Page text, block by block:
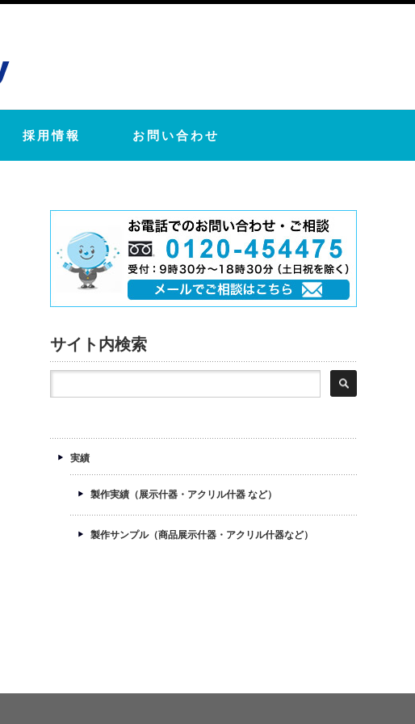
採用情報 お問い合わせ
サイト内検索
実績
製作実績（展示什器・アクリル什器 など）
製作サンプル（商品展示什器・アクリル什器など）